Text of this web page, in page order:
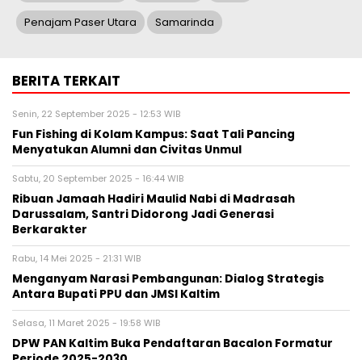
Penajam Paser Utara Samarinda
BERITA TERKAIT
Senin, 22 September 2025 - 12:53 WIB
Fun Fishing di Kolam Kampus: Saat Tali Pancing
Menyatukan Alumni dan Civitas Unmul
Sabtu, 20 September 2025 - 16:44 WIB
Ribuan Jamaah Hadiri Maulid Nabi di Madrasah
Darussalam, Santri Didorong Jadi Generasi
Berkarakter
Rabu, 14 Mei 2025 - 21:31 WIB
Menganyam Narasi Pembangunan: Dialog Strategis
Antara Bupati PPU dan JMSI Kaltim
Selasa, 11 Maret 2025 - 19:58 WIB
DPW PAN Kaltim Buka Pendaftaran Bacalon Formatur